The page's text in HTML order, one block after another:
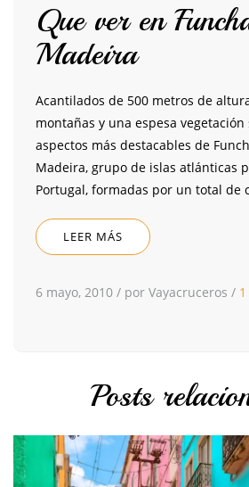
Que ver en
Madeira
Acantilados de 500 metros de
montañas y una espesa
aspectos más destacables de
Madeira, grupo de islas atlánticas
Portugal, formadas por un total de
LEER MÁS
6 mayo, 2010 / por Vayacruceros /
Posts